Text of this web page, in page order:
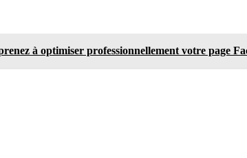
à optimiser professionnellement votre page